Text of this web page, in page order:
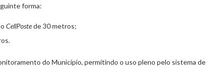
forma:
CellPostede 30 metros;
do Município, permitindo o uso pleno pelo sistema de